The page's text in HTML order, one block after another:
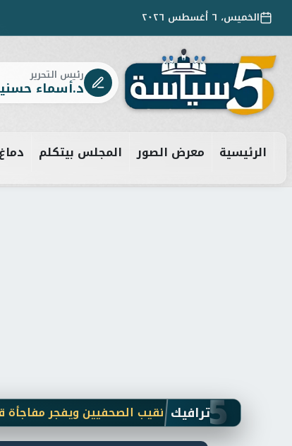
الخميس، ٦ أغسطس ٢٠٢٦
رئيس التحرير
د.أسماء
الرئيسية معرض الصور المجلس بيتكلم
5ترافيك
يرد على بلاغ نقيب الصحفيين ويفجر مفاجأة